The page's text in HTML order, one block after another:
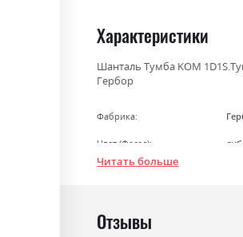
beginning
of
the
images
Характеристики
Шанталь Тумба KOM
Гербор
Фабрика:
Цвет (Фасад):
Цвет (Корпус):
Стиль
Читать больше
Отзывы